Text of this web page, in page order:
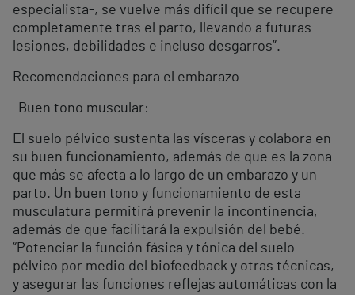
especialista-, se vuelve más difícil que se recupere
completamente tras el parto, llevando a futuras
lesiones, debilidades e incluso desgarros”.
Recomendaciones para el embarazo
-Buen tono muscular:
El suelo pélvico sustenta las vísceras y colabora en
su buen funcionamiento, además de que es la zona
que más se afecta a lo largo de un embarazo y un
parto. Un buen tono y funcionamiento de esta
musculatura permitirá prevenir la incontinencia,
además de que facilitará la expulsión del bebé.
“Potenciar la función fásica y tónica del suelo
pélvico por medio del biofeedback y otras técnicas,
y asegurar las funciones reflejas automáticas con la